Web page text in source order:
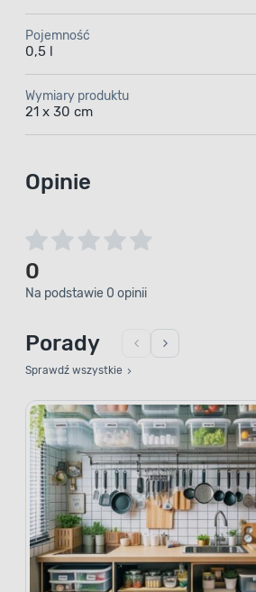
Pojemność
0,5 l
Wymiary produktu
21 x 30 cm
Opinie
0
Na podstawie 0 opinii
Porady
Sprawdź wszystkie